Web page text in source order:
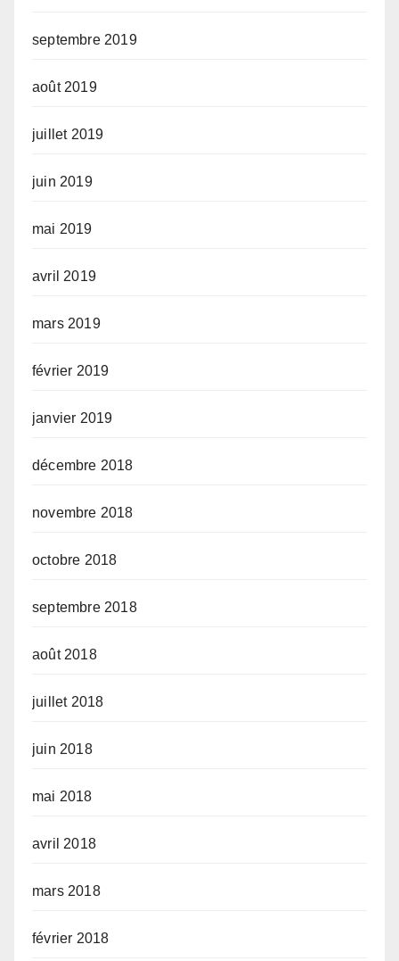
septembre 2019
août 2019
juillet 2019
juin 2019
mai 2019
avril 2019
mars 2019
février 2019
janvier 2019
décembre 2018
novembre 2018
octobre 2018
septembre 2018
août 2018
juillet 2018
juin 2018
mai 2018
avril 2018
mars 2018
février 2018